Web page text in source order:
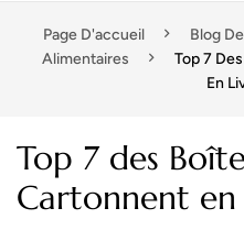
Page D'accueil Blog
Alimentaires
Top 7
En
Top 7 des
Cartonnent en